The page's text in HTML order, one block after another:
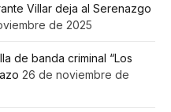
Villar deja al Serenazgo
de 2025
de banda criminal “Los
26 de noviembre de